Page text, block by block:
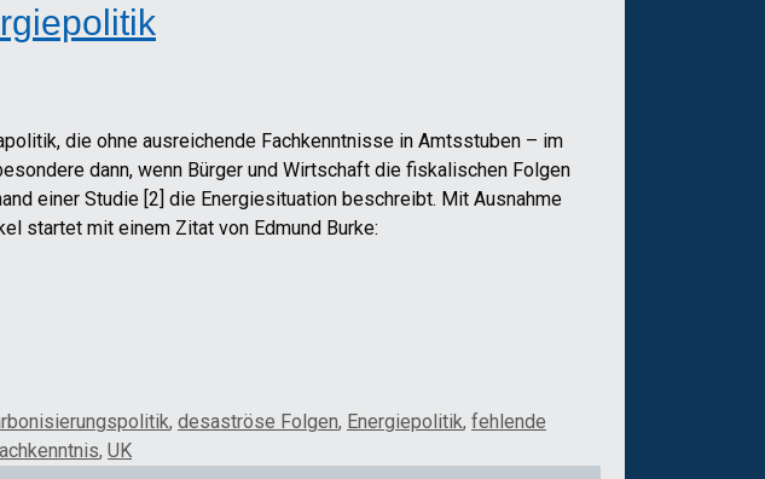
die ohne ausreichende Fachkenntnisse in Amtsstuben – im
dann, wenn Bürger und Wirtschaft die fiskalischen Folgen
einer Studie [2] die Energiesituation beschreibt. Mit Ausnahme
startet mit einem Zitat von Edmund Burke:
, desaströse Folgen, Energiepolitik, fehlende
, UK